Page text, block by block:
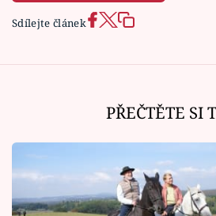
Sdílejte článek
PŘEČTĚTE SI